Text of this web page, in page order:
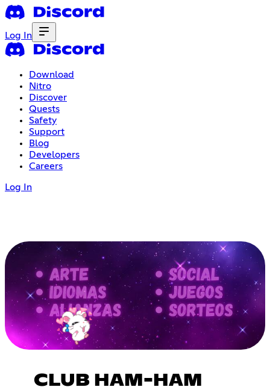
Log In
Download
Nitro
Discover
Quests
Safety
Support
Blog
Developers
Careers
Log In
CLUB HAM-HAM